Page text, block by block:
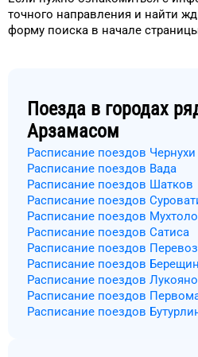
точного направления и найти
форму поиска в начале
Поезда в городах
Арзамасом
Расписание поездов Чернухи
Расписание поездов Вада
Расписание поездов Шатков
Расписание поездов
Расписание поездов
Расписание поездов Сатиса
Расписание поездов
Расписание поездов
Расписание поездов
Расписание поездов
Расписание поездов